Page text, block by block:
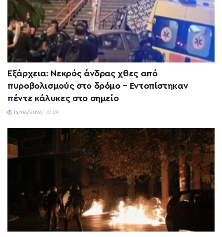
Εξάρχεια: Νεκρός άνδρας χθες από
πυροβολισμούς στο δρόμο – Εντοπίστηκαν
πέντε κάλυκες στο σημείο
14/06/2026 | 01:29